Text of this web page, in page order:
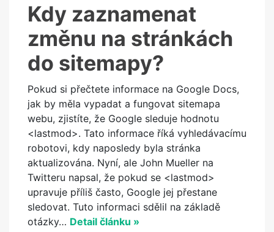
Kdy zaznamenat
změnu na stránkách
do sitemapy?
Pokud si přečtete informace na Google Docs,
jak by měla vypadat a fungovat sitemapa
webu, zjistíte, že Google sleduje hodnotu
<lastmod>. Tato informace říká vyhledávacímu
robotovi, kdy naposledy byla stránka
aktualizována. Nyní, ale John Mueller na
Twitteru napsal, že pokud se <lastmod>
upravuje příliš často, Google jej přestane
sledovat. Tuto informaci sdělil na základě
otázky… Detail článku »